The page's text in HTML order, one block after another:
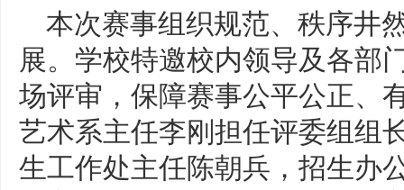
本次赛事组织规范、秩序井
展。学校特邀校内领导及各部
场评审，保障赛事公平公正、
艺术系主任李刚担任评委组组
生工作处主任陈朝兵，招生办